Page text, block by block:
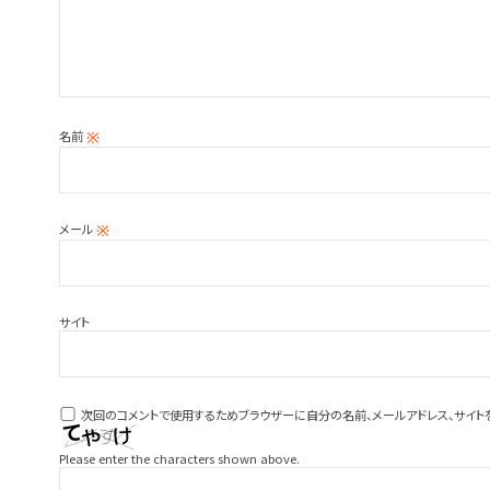
名前※
メール※
サイト
次回のコメントで使用するためブラウザーに自分の名前、メールアドレス、サイト
Please enter the characters shown above.